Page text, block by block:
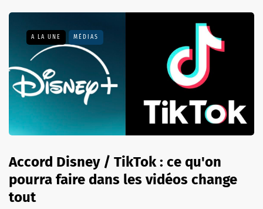
A LA UNE MÉDIAS
Accord Disney / TikTok : ce qu'on
pourra faire dans les vidéos change
tout